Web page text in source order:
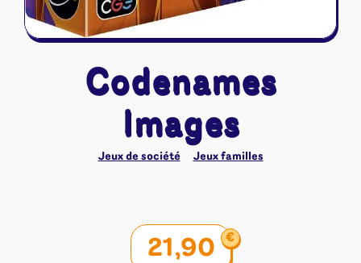
Codenames
Images
Jeux de société Jeux familles
21,90 €